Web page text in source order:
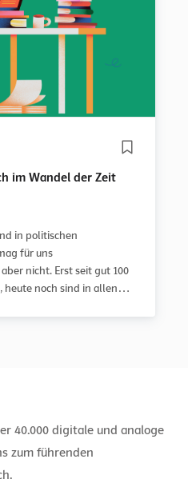
im Wandel der Zeit
in politischen
für uns
nicht. Erst seit gut 100
heute noch sind in allen
40.000 digitale und analoge
zum führenden